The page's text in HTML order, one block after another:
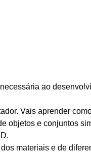
ao
Vais aprender
objetos e conjuntos
materiais e de